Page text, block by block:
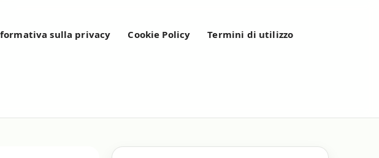
sulla privacy Cookie Policy Termini di utilizzo